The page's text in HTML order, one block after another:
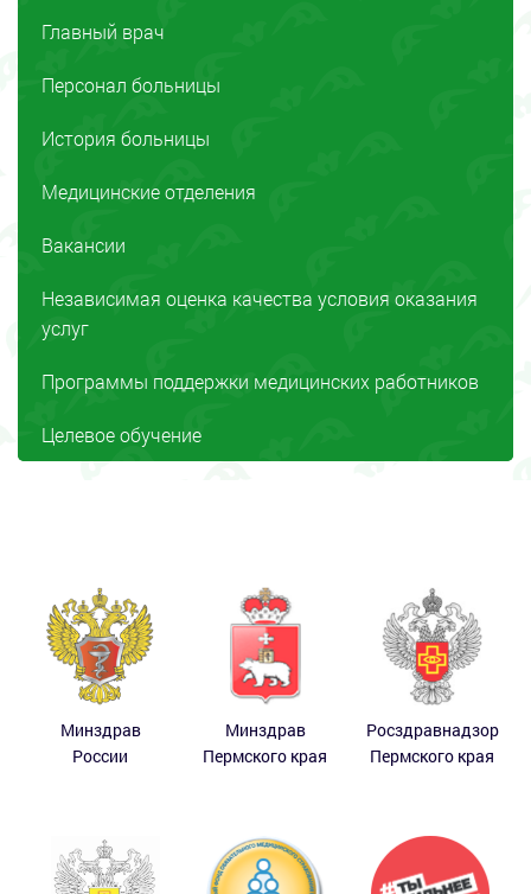
Главный врач
Персонал больницы
История больницы
Медицинские отделения
Вакансии
Независимая оценка качества условия оказания
услуг
Программы поддержки медицинских работников
Целевое обучение
Минздрав
России
Минздрав
Пермского края
Росздравнадзор
Пермского края